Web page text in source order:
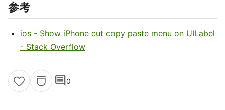
参考
ios - Show iPhone cut copy paste menu on UILabel
- Stack Overflow
comment0